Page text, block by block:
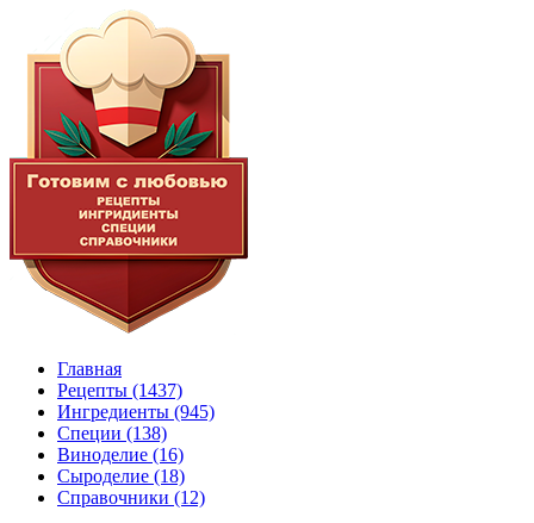
Главная
Рецепты (1437)
Ингредиенты (945)
Специи (138)
Виноделие (16)
Сыроделие (18)
Справочники (12)